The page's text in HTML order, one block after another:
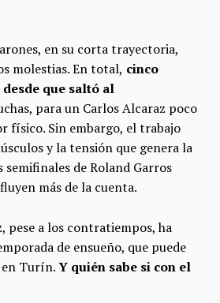
en su corta trayectoria,
molestias. En total, cinco
que saltó al
para un Carlos Alcaraz poco
físico. Sin embargo, el trabajo
y la tensión que genera la
de Roland Garros
más de la cuenta.
pese a los contratiempos, ha
de ensueño, que puede
en Turín.Y quién sabe si con el